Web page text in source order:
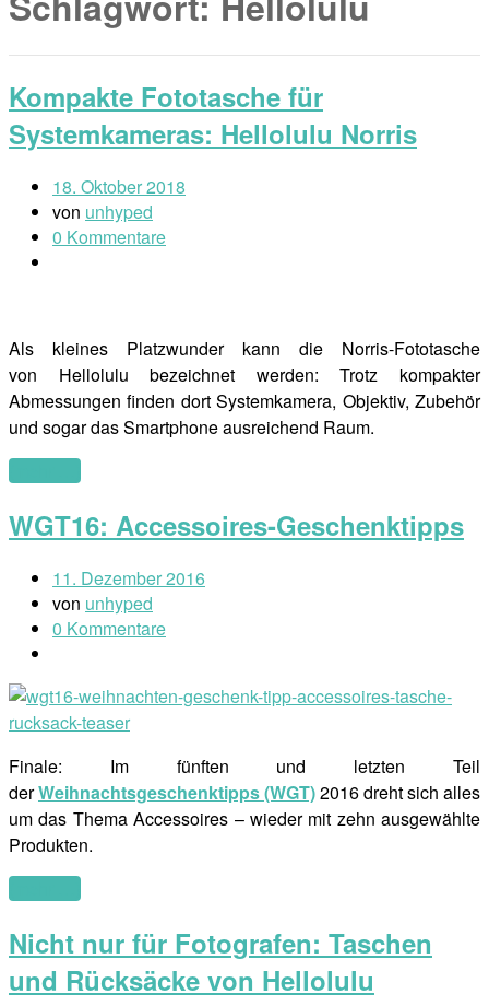
Kompakte Fototasche für
Systemkameras: Hellolulu Norris
18. Oktober 2018
von unhyped
0 Kommentare
Als kleines Platzwunder kann die Norris-Fototasche
von Hellolulu bezeichnet werden: Trotz kompakter
Abmessungen finden dort Systemkamera, Objektiv, Zubehör
und sogar das Smartphone ausreichend Raum.
WGT16: Accessoires-Geschenktipps
11. Dezember 2016
von unhyped
0 Kommentare
Finale: Im fünften und letzten Teil
derWeihnachtsgeschenktipps (WGT)2016 dreht sich alles
um das Thema Accessoires – wieder mit zehn ausgewählte
Produkten.
Nicht nur für Fotografen: Taschen
und Rücksäcke von Hellolulu